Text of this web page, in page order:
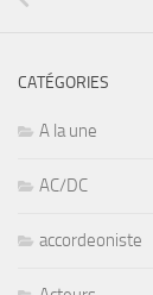
CATÉGORIES
A la une
AC/DC
accordeoniste